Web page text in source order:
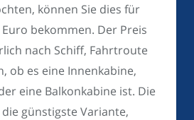
können Sie dies für
bekommen. Der Preis
nach Schiff, Fahrtroute
ob es eine Innenkabine,
eine Balkonkabine ist. Die
günstigste Variante,